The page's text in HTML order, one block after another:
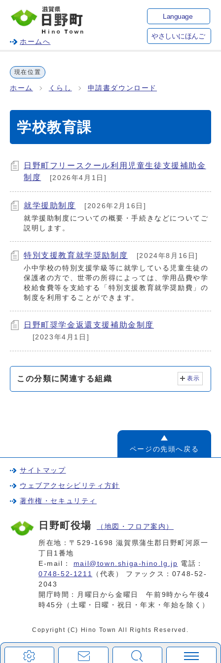
ホームへ
Language
やさしいにほんご
現在位置
ホーム くらし 申請書ダウンロード
学校教育課
日野町フリースクール利用児童生徒支援補助金
制度
[2026年4月1日]
就学援助制度
[2026年2月16日]
就学援助制度についての概要・手続きなどについてご
説明します。
特別支援教育就学奨励制度
[2024年8月16日]
小中学校の特別支援学級等に就学している児童生徒の
保護者の方で、世帯の所得によっては、学用品費や学
校給食費等を支給する「特別支援教育就学奨励費」の
制度を利用することができます。
日野町奨学金返還支援補助金制度
[2023年4月1日]
この分類に関連する組織 表示
ページの先頭へ戻る
サイトマップ
ウェブアクセシビリティ方針
著作権・セキュリティ
日野町役場 （地図・フロア案内）
所在地：〒529-1698 滋賀県蒲生郡日野町河原一
丁目1番地
E-mail： mail@town.shiga-hino.lg.jp 電話：
0748-52-1211
（代表） ファックス：0748-52-
2043
開庁時間：月曜日から金曜日 午前9時から午後4
時45分（土曜・日曜・祝日・年末・年始を除く）
Copyright (C) Hino Town All Rights Reserved.